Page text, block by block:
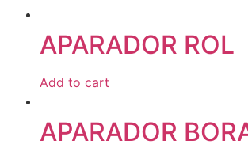
APARADOR ROL
Add to cart
APARADOR